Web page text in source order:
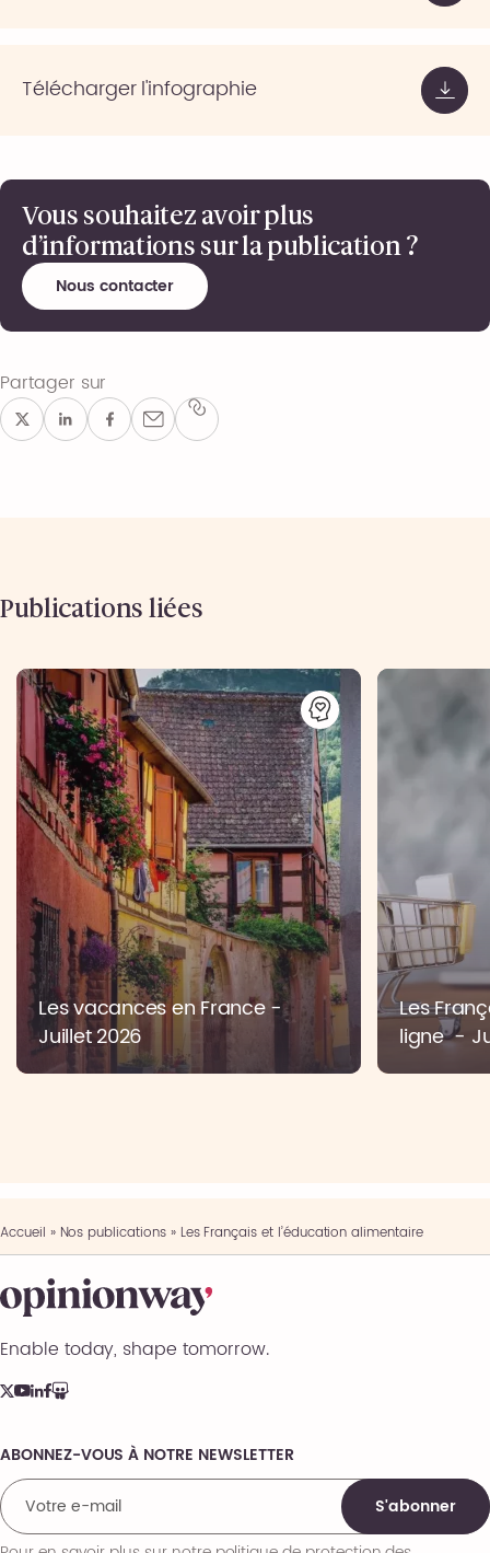
Télécharger l'infographie
Vous souhaitez avoir plus
d’informations sur la publication ?
Nous contacter
Partager sur
Publications liées
Les vacances en France -
Juillet 2026
Les
ligne -
Accueil » Nos publications» Les Français et l’éducation alimentaire
Enable today, shape tomorrow.
Comments
ABONNEZ-VOUS À NOTRE NEWSLETTER
S'abonner